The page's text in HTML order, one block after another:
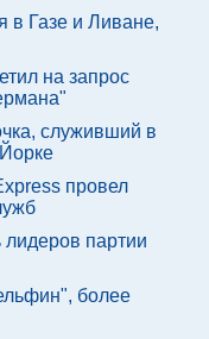
в Газе и Ливане,
на запрос
служивший в
провел
партии
более